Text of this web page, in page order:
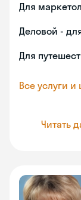
Для
Деловой -
Для
Все услуги и
Читать